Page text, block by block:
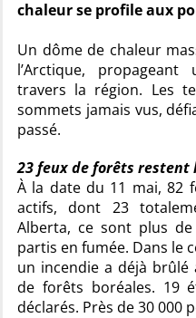
chaleur se profile aux
Un dôme de chaleur
l’Arctique,
travers la région. Les
sommets jamais vus,
passé.
23 feux de forêts restent
À la date du 11 mai, 82
actifs, dont 23
Alberta, ce sont plus
partis en fumée. Dans le
un incendie a déjà brûlé
de forêts boréales. 19
déclarés. Près de 30 000